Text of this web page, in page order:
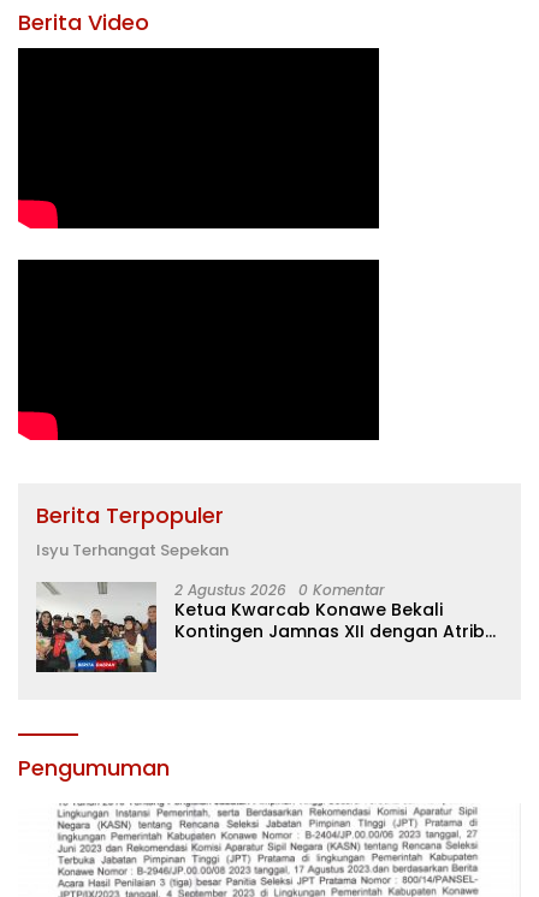
Berita Video
Berita Terpopuler
Isyu Terhangat Sepekan
2 Agustus 2026 0 Komentar
Ketua Kwarcab Konawe Bekali
Kontingen Jamnas XII dengan Atribut
Pengumuman